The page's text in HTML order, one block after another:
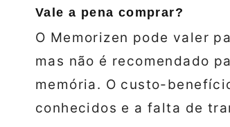
Vale a pena comprar?
O Memorizen pode valer
mas não é recomendado
memória. O custo-
conhecidos e a falta de